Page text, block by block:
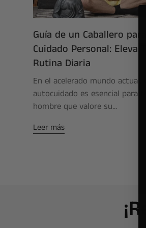
Guía de un Caballero para
Cuidado Personal: Eleva Tu
Rutina Diaria
En el acelerado mundo actual, el
autocuidado es esencial para
hombre que valore su...
Leer más